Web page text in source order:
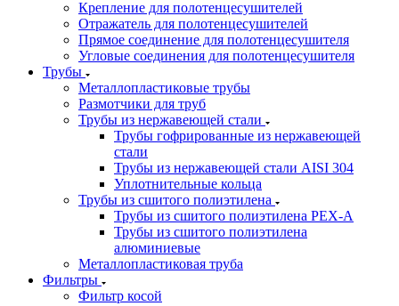
Крепление для полотенцесушителей
Отражатель для полотенцесушителей
Прямое соединение для полотенцесушителя
Угловые соединения для полотенцесушителя
Трубы
Металлопластиковые трубы
Размотчики для труб
Трубы из нержавеющей стали
Трубы гофрированные из нержавеющей
стали
Трубы из нержавеющей стали AISI 304
Уплотнительные кольца
Трубы из сшитого полиэтилена
Трубы из сшитого полиэтилена PEX-A
Трубы из сшитого полиэтилена
алюминиевые
Металлопластиковая труба
Фильтры
Фильтр косой